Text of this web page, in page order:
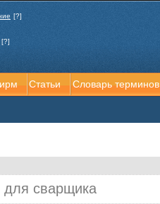
сварщика
Статьи Словарь терминов
[?]
[?]